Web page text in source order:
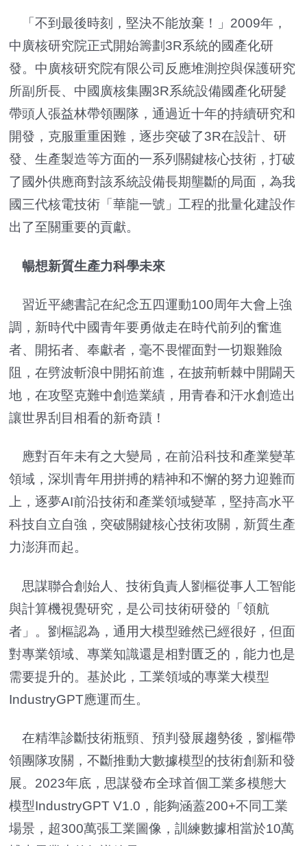
「不到最後時刻，堅決不能放棄！」2009年，
中廣核研究院正式開始籌劃3R系統的國產化研
發。中廣核研究院有限公司反應堆測控與保護研究
所副所長、中國廣核集團3R系統設備國產化研髮
帶頭人張益林帶領團隊，通過近十年的持續研究和
開發，克服重重困難，逐步突破了3R在設計、研
發、生產製造等方面的一系列關鍵核心技術，打破
了國外供應商對該系統設備長期壟斷的局面，為我
國三代核電技術「華龍一號」工程的批量化建設作
出了至關重要的貢獻。
暢想新質生產力科學未來
習近平總書記在紀念五四運動100周年大會上強
調，新時代中國青年要勇做走在時代前列的奮進
者、開拓者、奉獻者，毫不畏懼面對一切艱難險
阻，在劈波斬浪中開拓前進，在披荊斬棘中開闢天
地，在攻堅克難中創造業績，用青春和汗水創造出
讓世界刮目相看的新奇蹟！
應對百年未有之大變局，在前沿科技和產業變革
領域，深圳青年用拼搏的精神和不懈的努力迎難而
上，逐夢AI前沿技術和產業領域變革，堅持高水平
科技自立自強，突破關鍵核心技術攻關，新質生產
力澎湃而起。
思謀聯合創始人、技術負責人劉樞從事人工智能
與計算機視覺研究，是公司技術研發的「領航
者」。劉樞認為，通用大模型雖然已經很好，但面
對專業領域、專業知識還是相對匱乏的，能力也是
需要提升的。基於此，工業領域的專業大模型
IndustryGPT應運而生。
在精準診斷技術瓶頸、預判發展趨勢後，劉樞帶
領團隊攻關，不斷推動大數據模型的技術創新和發
展。2023年底，思謀發布全球首個工業多模態大
模型IndustryGPT V1.0，能夠涵蓋200+不同工業
場景，超300萬張工業圖像，訓練數據相當於10萬